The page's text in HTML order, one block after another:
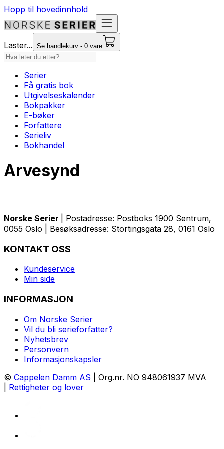
Hopp til hovedinnhold
Laster... Se handlekurv - 0 vare
Serier
Få gratis bok
Utgivelseskalender
Bokpakker
E-bøker
Forfattere
Serieliv
Bokhandel
Arvesynd
Norske Serier
| Postadresse: Postboks 1900 Sentrum,
0055 Oslo | Besøksadresse: Stortingsgata 28, 0161 Oslo
KONTAKT OSS
Kundeservice
Min side
INFORMASJON
Om Norske Serier
Vil du bli serieforfatter?
Nyhetsbrev
Personvern
Informasjonskapsler
© Cappelen Damm AS | Org.nr. NO 948061937 MVA
Rettigheter og lover